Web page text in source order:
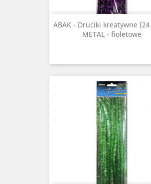
ABAK - Druciki kreatywne
METAL - fioletowe